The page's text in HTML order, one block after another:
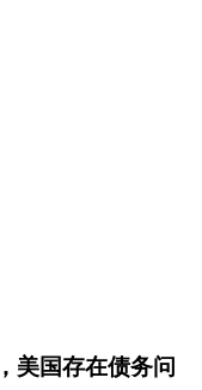
美国存在债务问